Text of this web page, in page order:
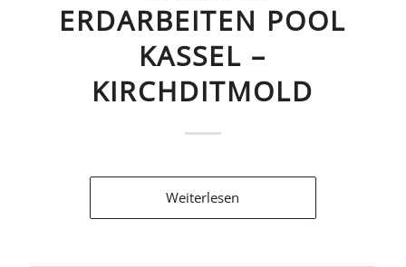
ERDARBEITEN POOL
KASSEL –
KIRCHDITMOLD
Weiterlesen